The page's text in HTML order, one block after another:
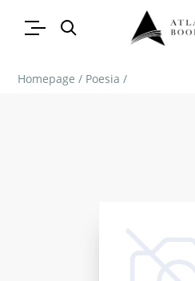
Homepage / Poesia /